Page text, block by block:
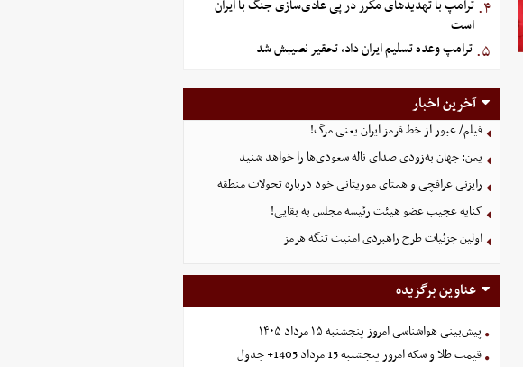
۴. ترامپ با تهدیدهای مکرر در پی عادی‌سازی جنگ با ایران
است
۵. ترامپ وعده تسلیم ایران داد، تحقیر نصیبش شد
آخرین اخبار
فیلم/ عبور از خط قرمز ایران یعنی مرگ!
یمن: جهان به‌زودی صدای ناله سعودی‌ها را خواهد شنید
رایزنی عراقچی و همتای موریتانی خود درباره تحولات منطقه
کنایه عجیب عضو هیئت رئیسه مجلس به بقایی!
اولین جزئیات طرح راهبردی امنیت تنگه هرمز
عناوین برگزیده
پیش‌بینی هواشناسی امروز پنجشنبه ۱۵ مرداد ۱۴۰۵
قیمت طلا و سکه امروز پنجشنبه 15 مرداد 1405+ جدول